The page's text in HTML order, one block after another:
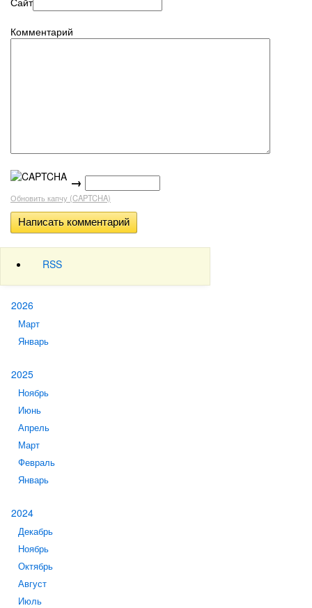
Комментарий
→
Обновить капчу (CAPTCHA)
RSS
2026
Март
Январь
2025
Ноябрь
Июнь
Апрель
Март
Февраль
Январь
2024
Декабрь
Ноябрь
Октябрь
Август
Июль